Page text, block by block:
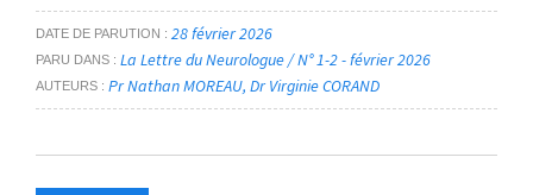
RECHERCHER
DATE DE PARUTION 28 février 2026
PARU DANS La Lettre du Neurologue / N° 1-2 - février 2026
AUTEURS Pr Nathan MOREAU Dr Virginie CORAND